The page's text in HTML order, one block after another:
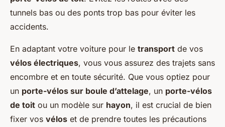
tunnels bas ou des ponts trop bas pour éviter les
accidents.
En adaptant votre voiture pour le transport de vos
vélos électriques, vous vous assurez des trajets sans
encombre et en toute sécurité. Que vous optiez pour
un porte-vélos sur boule d’attelage, un porte-vélos
de toit ou un modèle sur hayon, il est crucial de bien
fixer vos vélos et de prendre toutes les précautions